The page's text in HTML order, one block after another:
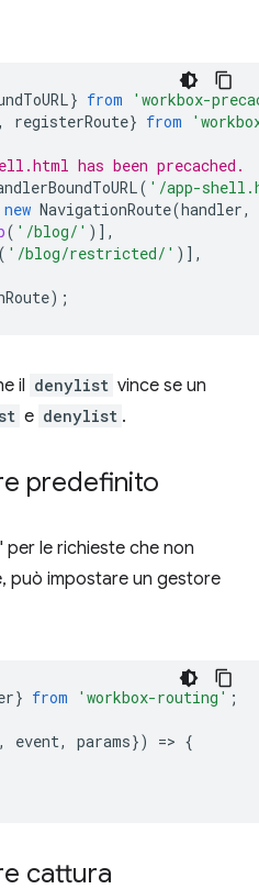
} from
'workbox-
, registerRoute} from
has been precached.
( '/app-
new NavigationRoute(handler,
( '/blog/' )],
( '/blog/restricted/' )],
);
il denylist vince se un
e denylist .
predefinito
le richieste che non
può impostare un gestore
} from 'workbox-routing' ;
, event, params}) => {
cattura